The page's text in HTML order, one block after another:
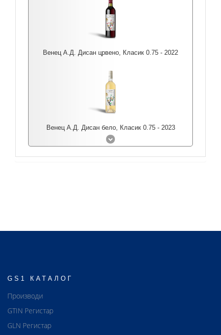
Венец А.Д. Дисан црвено, Класик 0.75 - 2022
Венец А.Д. Дисан бело, Класик 0.75 - 2023
GS1 КАТАЛОГ
Производи
GTIN Регистар
GLN Регистар